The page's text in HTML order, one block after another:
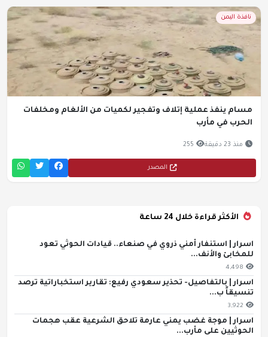
نافذة اليمن
مسام ينفذ عملية إتلاف وتفجير لكميات من الألغام ومخلفات
الحرب في مأرب
منذ 23 دقيقة 255
المصدر
الأكثر قراءة خلال 24 ساعة
اسرار | استنفار أمني ذروي في صنعاء.. قيادات الحوثي تعود
للمخابئ والأنف...
4,498
اسرار | بالتفاصيل- تحذير سعودي رفيع: تقارير استخباراتية ترصد
تنسيقاً ب...
3,922
اسرار | موجة غضب يمني عارمة تلاحق الشرعية عقب هجمات
الحوثيين على مأرب...